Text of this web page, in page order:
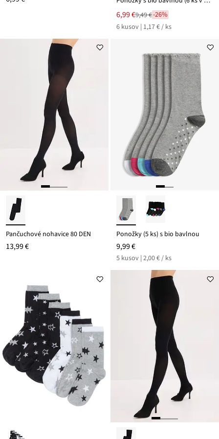
Nová
cena
je
6,99 €
Zľava
z
9,49 €-26%
6 kusov | 1,17 € / ks
Pančuchové nohavice 80 DEN
13,99 €
Ponožky (5 ks) s bio bavlnou
9,99 €
5 kusov | 2,00 € / ks